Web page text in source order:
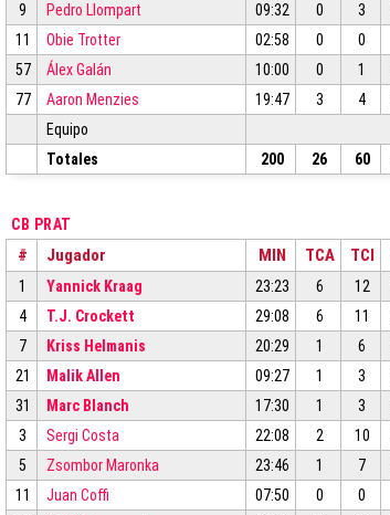
9
Pedro Llompart 09:32 0 3
11
Obie Trotter 02:58 0 0
57
Álex Galán 10:00 0 1
77
Aaron Menzies 19:47 3 4
Equipo
Totales
200 26 60
CB PRAT
# Jugador MIN TCA TCI
1 Yannick Kraag 23:23 6 12
4
T.J. Crockett 29:08 6 11
7
Kriss Helmanis 20:29 1 6
21
Malik Allen 09:27 1 3
31
Marc Blanch 17:30 1 3
3
Sergi Costa 22:08 2 10
5
Zsombor Maronka 23:46 1 7
11
Juan Coffi 07:50 0 0